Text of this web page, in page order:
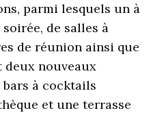
parmi lesquels un à
de salles à
de réunion ainsi que
nouveaux
à cocktails
et une terrasse